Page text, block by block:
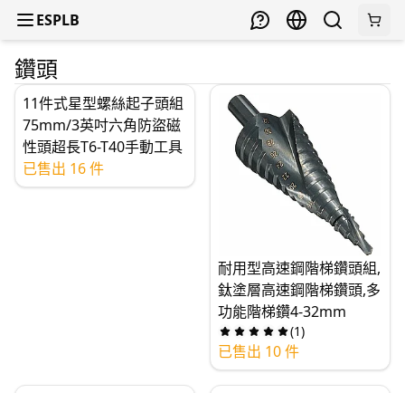
ESPLB
鑽頭
11件式星型螺絲起子頭組
75mm/3英吋六角防盜磁
性頭超長T6-T40手動工具
已售出 16 件
耐用型高速鋼階梯鑽頭組,
鈦塗層高速鋼階梯鑽頭,多
功能階梯鑽4-32mm
(1)
已售出 10 件